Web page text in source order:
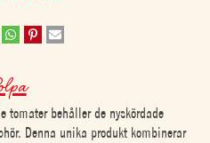
tomater behåller de nyskördade
Denna unika produkt kombinerar